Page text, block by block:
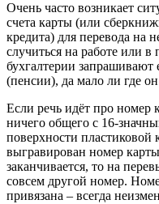
Очень часто возникает
счета карты (или
кредита) для перевода на
случиться на работе или
бухгалтерии запрашивают
(пенсии), да мало ли где
Если речь идёт про номер
ничего общего с 16-
поверхности пластиковой
выгравирован номер
заканчивается, то на
совсем другой номер.
привязана – всегда